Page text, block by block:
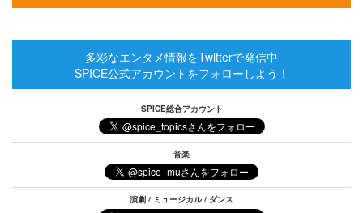
多彩なエンタメ情報をTwitterで発信中
SPICE公式アカウントをフォローしよう！
SPICE総合アカウント
音楽
演劇 / ミュージカル / ダンス